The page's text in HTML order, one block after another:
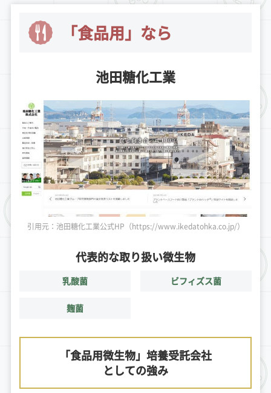
「食品用」なら
池田糖化工業
引用元：池田糖化工業公式HP（https://www.ikedatohka.co.jp/）
代表的な取り扱い微生物
乳酸菌 ビフィズス菌
麹菌
「食品用微生物」培養受託会社
としての強み